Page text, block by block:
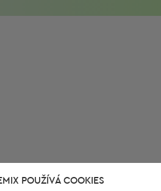
POUŽÍVÁ COOKIES